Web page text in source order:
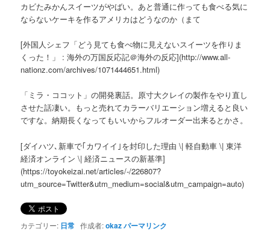
カビたみかんスイーツがやばい。あと普通に作っても食べる気に
ならないケーキを作るアメリカはどうなのか（まて
[外国人シェフ「どう見ても食べ物に見えないスイーツを作りま
くった！」 : 海外の万国反応記＠海外の反応](http://www.all-
nationz.com/archives/1071444651.html)
「ミラ・ココット」の開発裏話。原寸大クレイの製作をやり直し
させた話凄い。もっと売れてカラーバリエーション増えると良い
ですな。納期長くなってもいいからフルオーダー出来るとかさ。
[ダイハツ､新車で｢カワイイ｣を封印した理由 \| 軽自動車 \| 東洋
経済オンライン \| 経済ニュースの新基準]
(https://toyokeizai.net/articles/-/226807?
utm_source=Twitter&utm_medium=social&utm_campaign=auto)
カテゴリー: 日常 作成者:okazパーマリンク